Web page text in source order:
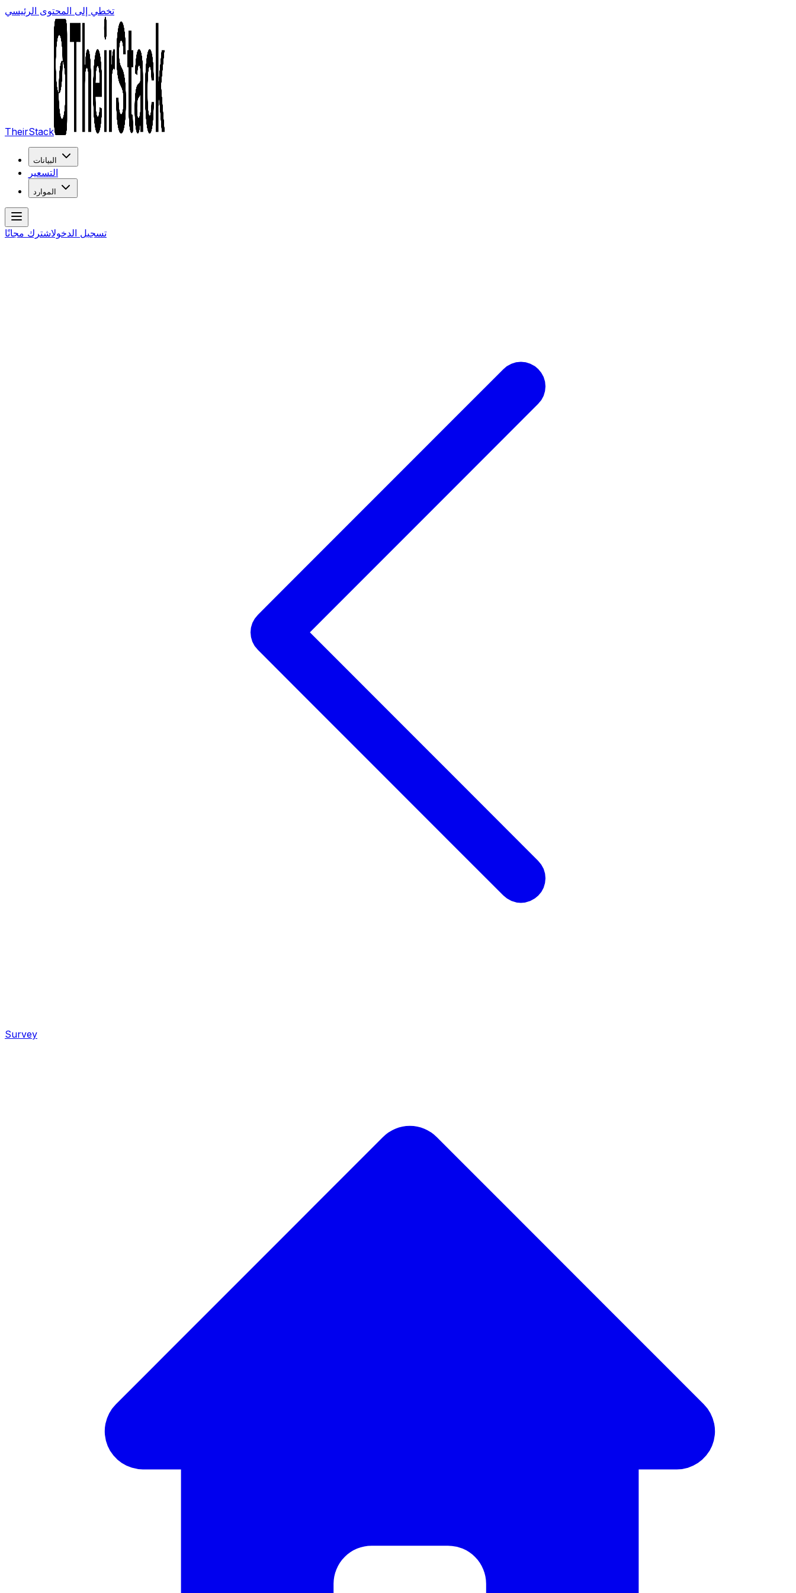
تخطي إلى المحتوى الرئيسي
TheirStack
البيانات
التسعير
الموارد
تسجيل الدخولاشترك مجانًا
Survey